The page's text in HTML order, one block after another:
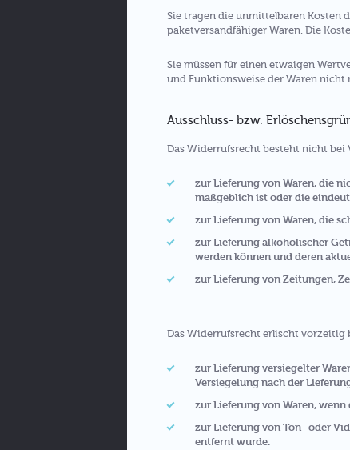
Sie tragen die unmittelbaren Kosten
paketversandfähiger Waren. Die
Sie müssen für einen etwaigen
und Funktionsweise der Waren
Ausschluss- bzw.
Das Widerrufsrecht besteht nicht bei
zur Lieferung von Waren, die
maßgeblich ist oder die
zur Lieferung von Waren, die
zur Lieferung alkoholischer
werden können und deren
zur Lieferung von Zeitungen,
Das Widerrufsrecht erlischt vorzeitig
zur Lieferung versiegelter
Versiegelung nach der
zur Lieferung von Waren,
zur Lieferung von Ton- oder
entfernt wurde.